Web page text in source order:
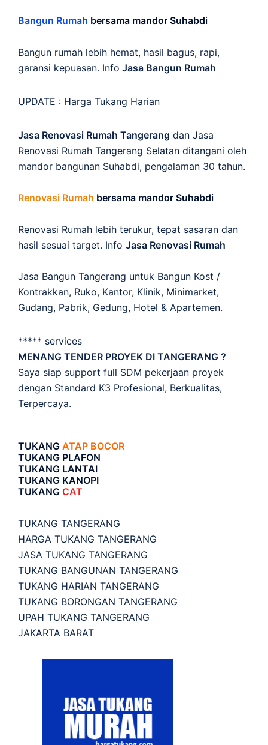
Bangun Rumah bersama mandor Suhabdi
Bangun rumah lebih hemat, hasil bagus, rapi,
garansi kepuasan. Info Jasa Bangun Rumah
UPDATE : Harga Tukang Harian
Jasa Renovasi Rumah Tangerang dan Jasa
Renovasi Rumah Tangerang Selatan ditangani oleh
mandor bangunan Suhabdi, pengalaman 30 tahun.
Renovasi Rumah bersama mandor Suhabdi
Renovasi Rumah lebih terukur, tepat sasaran dan
hasil sesuai target. Info Jasa Renovasi Rumah
Jasa Bangun Tangerang untuk Bangun Kost /
Kontrakkan, Ruko, Kantor, Klinik, Minimarket,
Gudang, Pabrik, Gedung, Hotel & Apartemen.
***** services
MENANG TENDER PROYEK DI TANGERANG ?
Saya siap support full SDM pekerjaan proyek
dengan Standard K3 Profesional, Berkualitas,
Terpercaya.
TUKANG ATAP BOCOR
TUKANG PLAFON
TUKANG LANTAI
TUKANG KANOPI
TUKANG CAT
TUKANG TANGERANG
HARGA TUKANG TANGERANG
JASA TUKANG TANGERANG
TUKANG BANGUNAN TANGERANG
TUKANG HARIAN TANGERANG
TUKANG BORONGAN TANGERANG
UPAH TUKANG TANGERANG
JAKARTA BARAT